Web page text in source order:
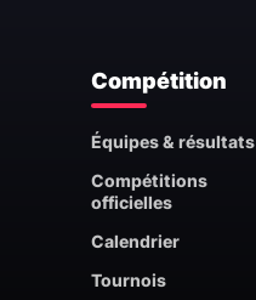
Compétition
Équipes & résultats
Compétitions
officielles
Calendrier
Tournois